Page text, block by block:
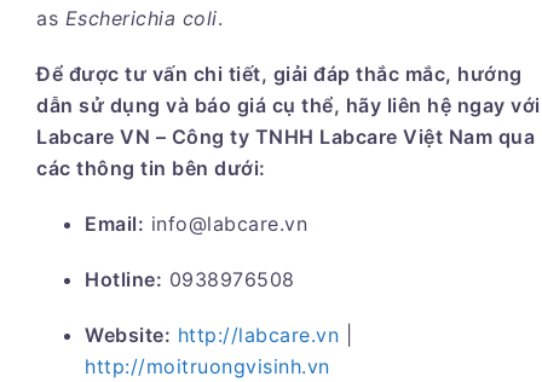
as Escherichia coli.
Để được tư vấn chi tiết, giải đáp thắc mắc, hướng
dẫn sử dụng và báo giá cụ thể, hãy liên hệ ngay với
Labcare VN – Công ty TNHH Labcare Việt Nam qua
các thông tin bên dưới:
Email: info@labcare.vn
Hotline: 0938976508
Website: http://labcare.vn
http://moitruongvisinh.vn